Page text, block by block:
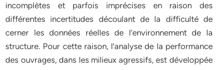
incomplètes et parfois imprécises en raison des
différentes incertitudes découlant de la difficulté de
cerner les données réelles de l’environnement de la
structure. Pour cette raison, l’analyse de la performance
des ouvrages, dans les milieux agressifs, est développée